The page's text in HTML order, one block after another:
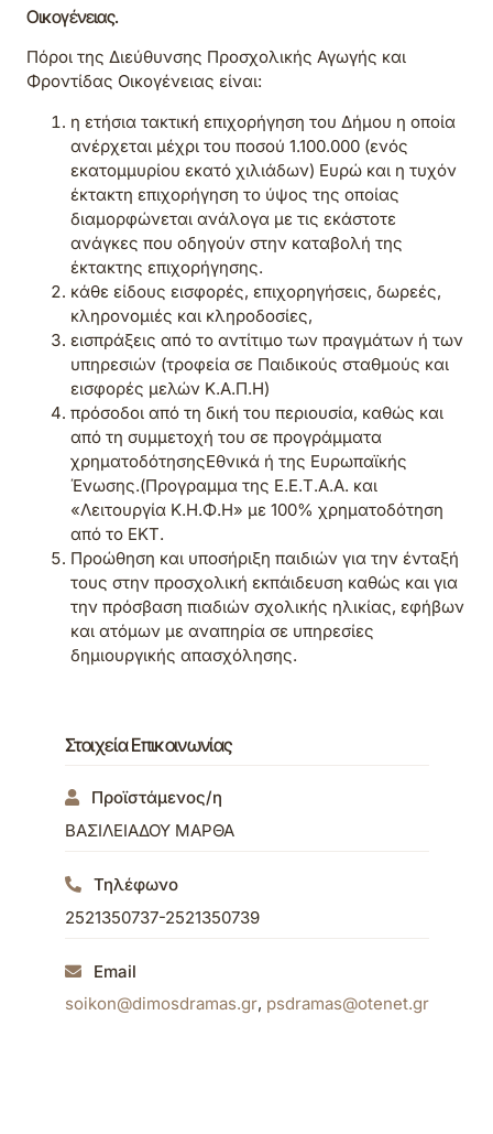
Οικογένειας.
Πόροι της Διεύθυνσης Προσχολικής Αγωγής και
Φροντίδας Οικογένειας είναι:
η ετήσια τακτική επιχορήγηση του Δήμου η οποία
ανέρχεται μέχρι του ποσού 1.100.000 (ενός
εκατομμυρίου εκατό χιλιάδων) Ευρώ και η τυχόν
έκτακτη επιχορήγηση το ύψος της οποίας
διαμορφώνεται ανάλογα με τις εκάστοτε
ανάγκες που οδηγούν στην καταβολή της
έκτακτης επιχορήγησης.
κάθε είδους εισφορές, επιχορηγήσεις, δωρεές,
κληρονομιές και κληροδοσίες,
εισπράξεις από το αντίτιμο των πραγμάτων ή των
υπηρεσιών (τροφεία σε Παιδικούς σταθμούς και
εισφορές μελών Κ.Α.Π.Η)
πρόσοδοι από τη δική του περιουσία, καθώς και
από τη συμμετοχή του σε προγράμματα
χρηματοδότησηςΕθνικά ή της Ευρωπαϊκής
Ένωσης.(Προγραμμα της Ε.Ε.Τ.Α.Α. και
«Λειτουργία Κ.Η.Φ.Η» με 100% χρηματοδότηση
από το ΕΚΤ.
Προώθηση και υποσήριξη παιδιών για την ένταξή
τους στην προσχολική εκπάιδευση καθώς και για
την πρόσβαση πιαδιών σχολικής ηλικίας, εφήβων
και ατόμων με αναπηρία σε υπηρεσίες
δημιουργικής απασχόλησης.
Στοιχεία Επικοινωνίας
Προϊστάμενος/η
ΒΑΣΙΛΕΙΑΔΟΥ ΜΑΡΘΑ
Τηλέφωνο
2521350737-2521350739
Email
soikon@dimosdramas.gr, psdramas@otenet.gr